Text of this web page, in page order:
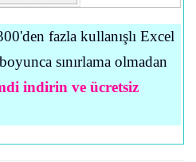
fazla kullanışlı Excel
sınırlama olmadan
indirin ve ücretsiz